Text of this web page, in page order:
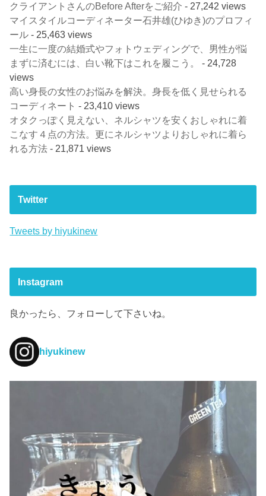
クライアントさんのBefore Afterをご紹介 - 27,242 views
マイスタイルコーディネーター石井雄(ひゆき)のプロフィ
ール - 25,463 views
一生に一度の結婚式やフォトウェディングで、男性が悩
まずに済むには、白い靴下はこれを履こう。
- 24,728
views
高い身長の女性のお悩みを解決。身長を低く見せられる
コーディネート - 23,410 views
オタクっぽく見えない、ネルシャツを安くおしゃれに着
こなす４点の方法。更にネルシャツよりおしゃれに着ら
れる方法 - 21,871 views
Twitter
Tweets by hiyukinew
Instagram
良かったら、フォローして下さいね。
hiyukinew